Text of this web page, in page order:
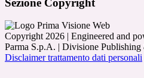
Sezione Copyright
Copyright 2026 | Engineered and
Parma S.p.A. | Divisione
Disclaimer trattamento dati personali